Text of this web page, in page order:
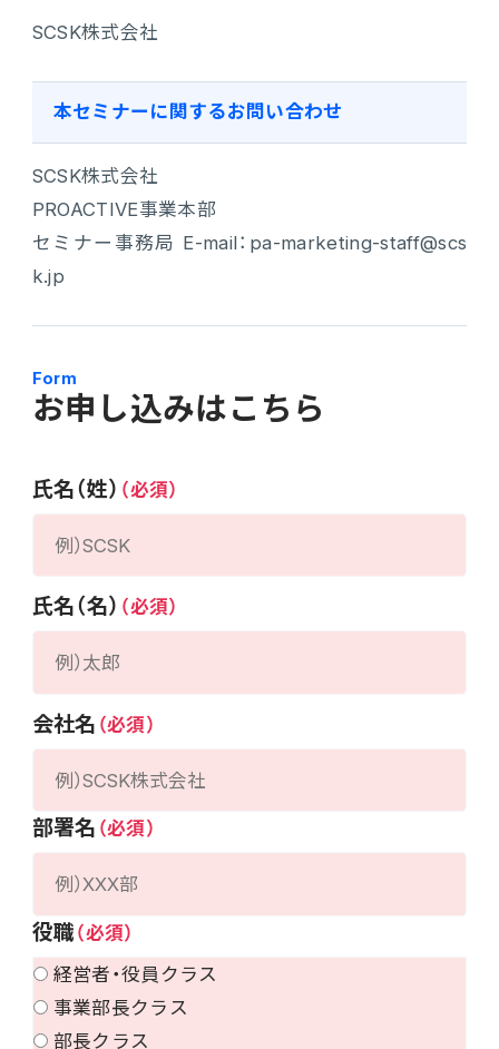
SCSK株式会社
本セミナーに関するお問い合わせ
SCSK株式会社
PROACTIVE事業本部
セミナー事務局 E-mail：pa-marketing-staff@scs
k.jp
Form
お申し込みはこちら
氏名（姓）
氏名（名）
会社名
部署名
役職
経営者・役員クラス
事業部長クラス
部長クラス